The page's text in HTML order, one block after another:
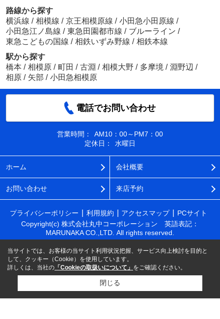
路線から探す
横浜線 / 相模線 / 京王相模原線 / 小田急小田原線 /
小田急江ノ島線 / 東急田園都市線 / ブルーライン /
東急こどもの国線 / 相鉄いずみ野線 / 相鉄本線
駅から探す
橋本 / 相模原 / 町田 / 古淵 / 相模大野 / 多摩境 / 淵野辺 /
相原 / 矢部 / 小田急相模原
電話でお問い合わせ
営業時間：
AM10：00～PM7：00
定休日：
水曜日
ホーム 会社概要
お問い合わせ 来店予約
プライバシーポリシー 利用規約 アクセスマップ
PCサイト
Copyright(c) 株式会社丸中コーポレーション 英語表記：
MARUNAKA CO.,LTD. All rights reserved.
当サイトでは、お客様の当サイト利用状況把握、サービス向上検討を目的と
して、クッキー（Cookie）を使用しています。
詳しくは、当社の 「Cookieの取扱いについて」 をご確認ください。
閉じる